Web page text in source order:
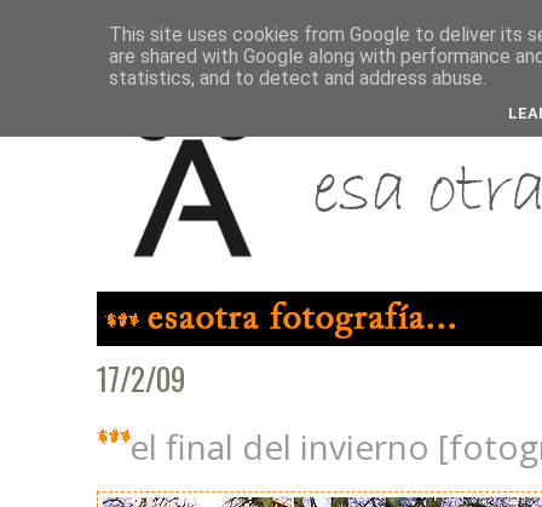
17/2/09
el final del invierno
This site uses cookies from Google to deliver its
are shared with Google along with performance
statistics, and to detect and address abuse.